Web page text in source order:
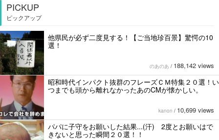
PICKUP
ピックアップ
他県民が必ず二度見する！【ご当地珍百景】驚愕の10
選！
のあのあ / 188,142 views
昭和時代インパクト抜群のフレーズＣＭ特集２０選！い
つまでも頭から離れなかったあのCMが懐かしい。
kanon / 10,699 views
パパに子守をお願いした結果...(汗) 2度とお願いはで
きないと思った瞬間２０選！！